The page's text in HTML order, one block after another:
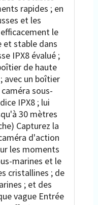
rapides ; en
et les
le
et stable dans
IPX8 évalué ;
de haute
avec un boîtier
sous-
IPX8 ; lui
30 mètres
Capturez la
d'action
les moments
marines et le
cristallines ; de
; et des
vague Entrée